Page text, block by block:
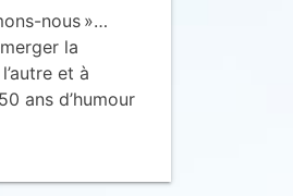
nous »…
la
et à
ans d’humour